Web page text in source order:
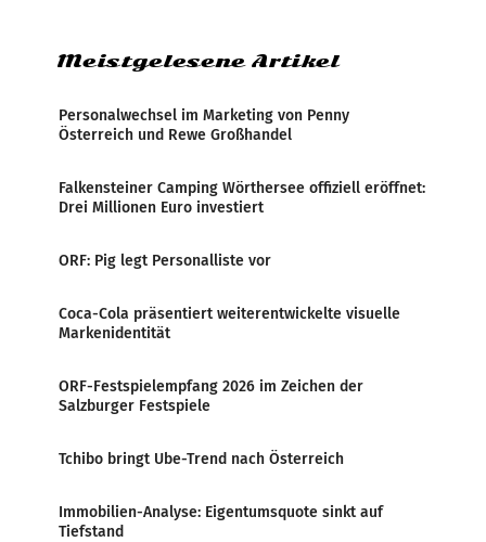
Meistgelesene Artikel
Personalwechsel im Marketing von Penny
Österreich und Rewe Großhandel
Falkensteiner Camping Wörthersee offiziell eröffnet:
Drei Millionen Euro investiert
ORF: Pig legt Personalliste vor
Coca-Cola präsentiert weiterentwickelte visuelle
Markenidentität
ORF-Festspielempfang 2026 im Zeichen der
Salzburger Festspiele
Tchibo bringt Ube-Trend nach Österreich
Immobilien-Analyse: Eigentumsquote sinkt auf
Tiefstand